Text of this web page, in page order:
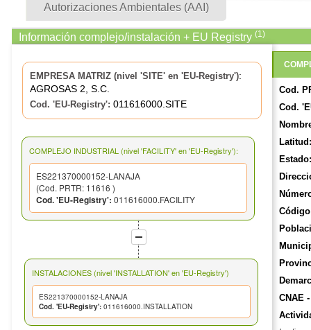
Autorizaciones Ambientales (AAI)
Información complejo/instalación + EU Registry (1)
EMPRESA MATRIZ (nivel 'SITE' en 'EU-Registry'):
AGROSAS 2, S.C.
Cod. 'EU-Registry': 011616000.SITE
COMPLEJO INDUSTRIAL (nivel 'FACILITY' en 'EU-Registry'):
ES221370000152-LANAJA
(Cod. PRTR: 11616 )
Cod. 'EU-Registry': 011616000.FACILITY
INSTALACIONES (nivel 'INSTALLATION' en 'EU-Registry')
ES221370000152-LANAJA
Cod. 'EU-Registry': 011616000.INSTALLATION
Cod.
Cod.
Latitud:
Estado:
CNAE